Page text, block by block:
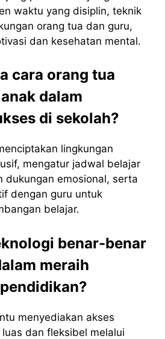
waktu yang disiplin, teknik
orang tua dan guru,
dan kesehatan mental.
cara orang tua
dalam
di sekolah?
lingkungan
mengatur jadwal belajar
dukungan emosional, serta
dengan guru untuk
belajar.
benar-benar
meraih
menyediakan akses
dan fleksibel melalui